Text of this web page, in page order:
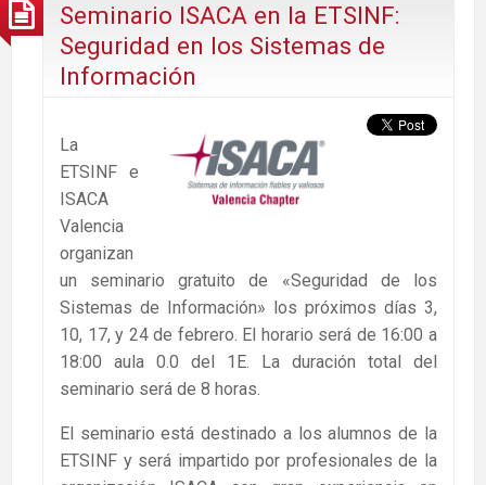
Seminario ISACA en la ETSINF:
Seguridad en los Sistemas de
Información
La
ETSINF e
ISACA
Valencia
organizan
un seminario gratuito de «Seguridad de los
Sistemas de Información» los próximos días 3,
10, 17, y 24 de febrero. El horario será de 16:00 a
18:00 aula 0.0 del 1E. La duración total del
seminario será de 8 horas.
El seminario está destinado a los alumnos de la
ETSINF y será impartido por profesionales de la